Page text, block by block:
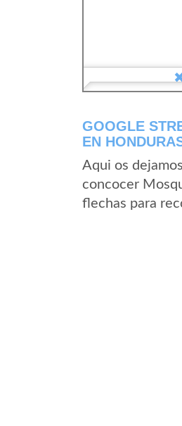
GOOGLE
EN
Aqui os
concocer
flechas para